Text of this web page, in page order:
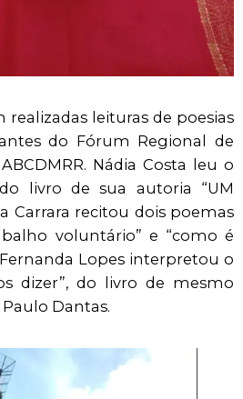
realizadas leituras de poesias
do Fórum Regional de
Nádia Costa leu o
livro de sua autoria “UM
Carrara recitou dois poemas
voluntário” e “como é
Lopes interpretou o
dizer”, do livro de mesmo
Dantas.